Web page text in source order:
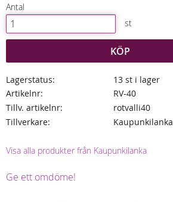
Antal
st
KÖP
Lagerstatus
13 st i lager
Artikelnr
RV-40
Tillv. artikelnr
rotvalli40
Tillverkare
Kaupunkilanka
Visa alla produkter från Kaupunkilanka
Ge ett omdöme!